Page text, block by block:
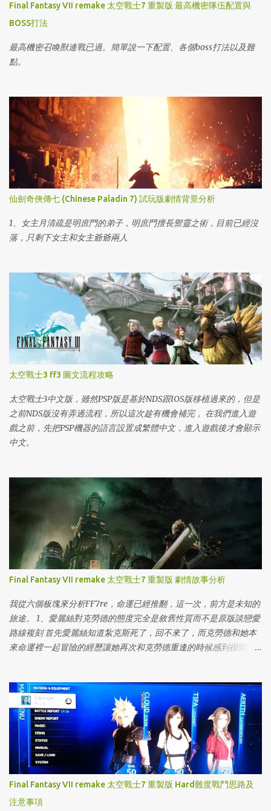
Final Fantasy VII remake 太空戰士7 重製版 最高機密隊伍配置與
BOSS打法
最高機密召喚獸連戰已過。簡單說一下配置、各個boss打法以及難
點。
仙劍奇俠傳七 (Chinese Paladin 7) 試玩版劇情背景分析
1、女主月清疏是明庶門的弟子，明庶門擅長禦靈之術，目前已經沒
落，只剩下女主和女主爺爺兩人
太空戰士3 ff3 圖文流程攻略
太空戰士3中文版，雖然PSP版是基於NDS跟IOS版移植過來的，但是
之前NDS版沒有弄過流程，所以這次趁有機會補完， 在我們進入遊
戲之前，先把PSP機器的語言設置成繁體中文，進入遊戲後才會顯示
中文。
Final Fantasy VII remake 太空戰士7 重製版 劇情故事分析
我從六個板塊來分析FF7re，命運已經推翻，這一次，前方是未知的
旅途。 1、愛麗絲對克勞德的態度完全是敘舊性質而不是原版談戀愛
路線複刻 首先愛麗絲知道紮克斯死了，回不來了，而克勞德和她本
來命運裡一起冒險的經歷讓她再次和克勞德重逢的時候感到很開
Final Fantasy VII remake 太空戰士7 重製版 Hard難度戰鬥思路及
注意事項